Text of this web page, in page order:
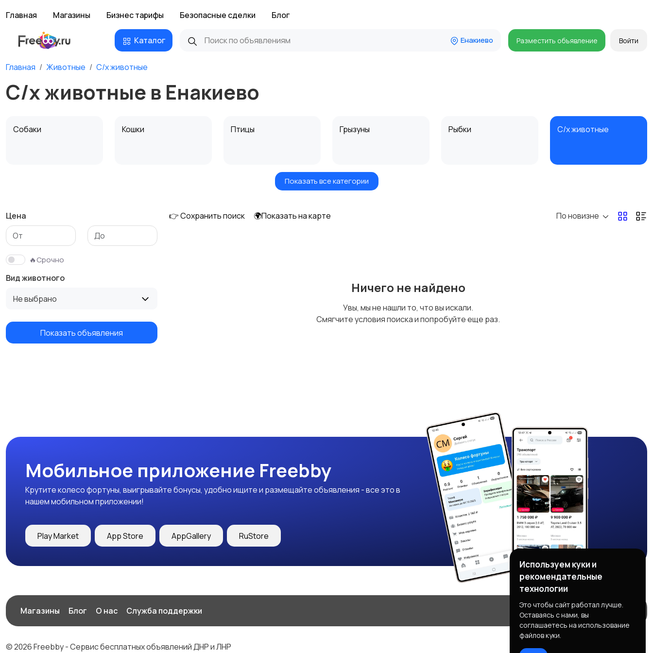
Главная Магазины Бизнес тарифы Безопасные сделки Блог
Каталог Енакиево Разместить объявление Войти
Главная Животные С/х животные
С/х животные в Енакиево
Собаки Кошки Птицы Грызуны Рыбки С/х животные
АквариумистикаПоказать все категории
Цена
🔥Срочно
Вид животного
Не выбрано
Показать объявления
👉 Сохранить поиск 🌍Показать на карте По новизне
Ничего не найдено
Увы, мы не нашли то, что вы искали.
Смягчите условия поиска и попробуйте еще раз.
Мобильное приложение Freebby
Крутите колесо фортуны, выигрывайте бонусы, удобно ищите и размещайте объявления - все это в
нашем мобильном приложении!
Play Market App Store AppGallery RuStore
Магазины Блог О нас Служба поддержки
© 2026 Freebby - Сервис бесплатных объявлений ДНР и ЛНР
Используем куки и
рекомендательные
технологии
Это чтобы сайт работал лучше.
Оставаясь с нами, вы
соглашаетесь на использование
файлов куки.